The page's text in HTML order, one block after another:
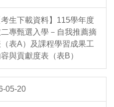
生下載資料】115學年度
二專甄選入學－自我推薦摘
表A）及課程學習成果工
與貢獻度表（表B）
05-20